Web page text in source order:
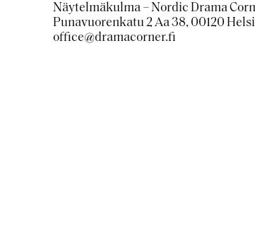
Näytelmäkulma – Nordic Drama
Punavuorenkatu 2 Aa 38, 00120
office@dramacorner.fi